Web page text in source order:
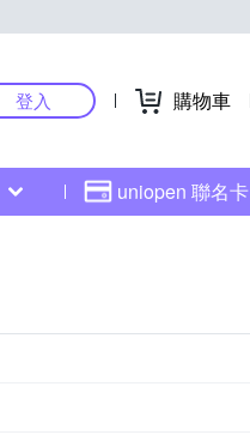
登入 購物車
uniopen 聯名卡